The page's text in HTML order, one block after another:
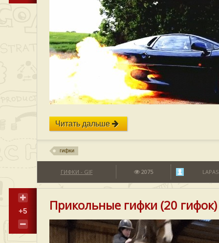
Читать дальше
гифки
ГИФКИ - GIF 2075 LAPAS
+5 Прикольные гифки (20